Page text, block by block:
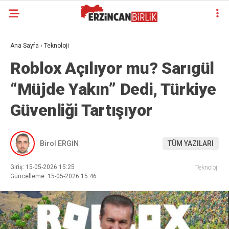
Ana Sayfa › Teknoloji
Roblox Açılıyor mu? Sarıgül
“Müjde Yakın” Dedi, Türkiye
Güvenliği Tartışıyor
Birol ERGİN TÜM YAZILARI
Giriş: 15-05-2026 15:25
Güncelleme: 15-05-2026 15:46
Teknoloji